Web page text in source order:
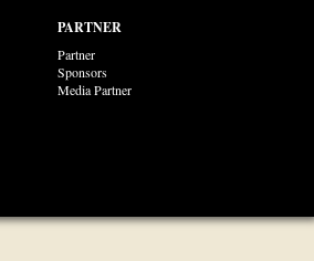
PARTNER
Partner
Sponsors
Media Partner